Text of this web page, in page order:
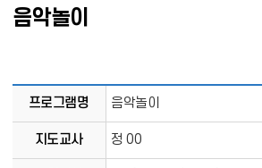
음악놀이
램
프로그램명 음악놀이
지도교사 정 00